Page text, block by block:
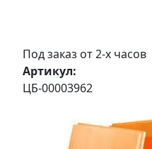
Под заказ от 2-х часов
Артикул:
ЦБ-00003962